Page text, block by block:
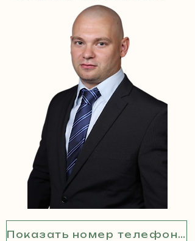
Показать номер телефона